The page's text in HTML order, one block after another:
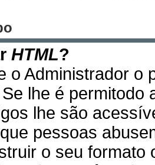
HTML?
o Administrador o
lhe é permitodo
lhe são
pessoas
o seu formato